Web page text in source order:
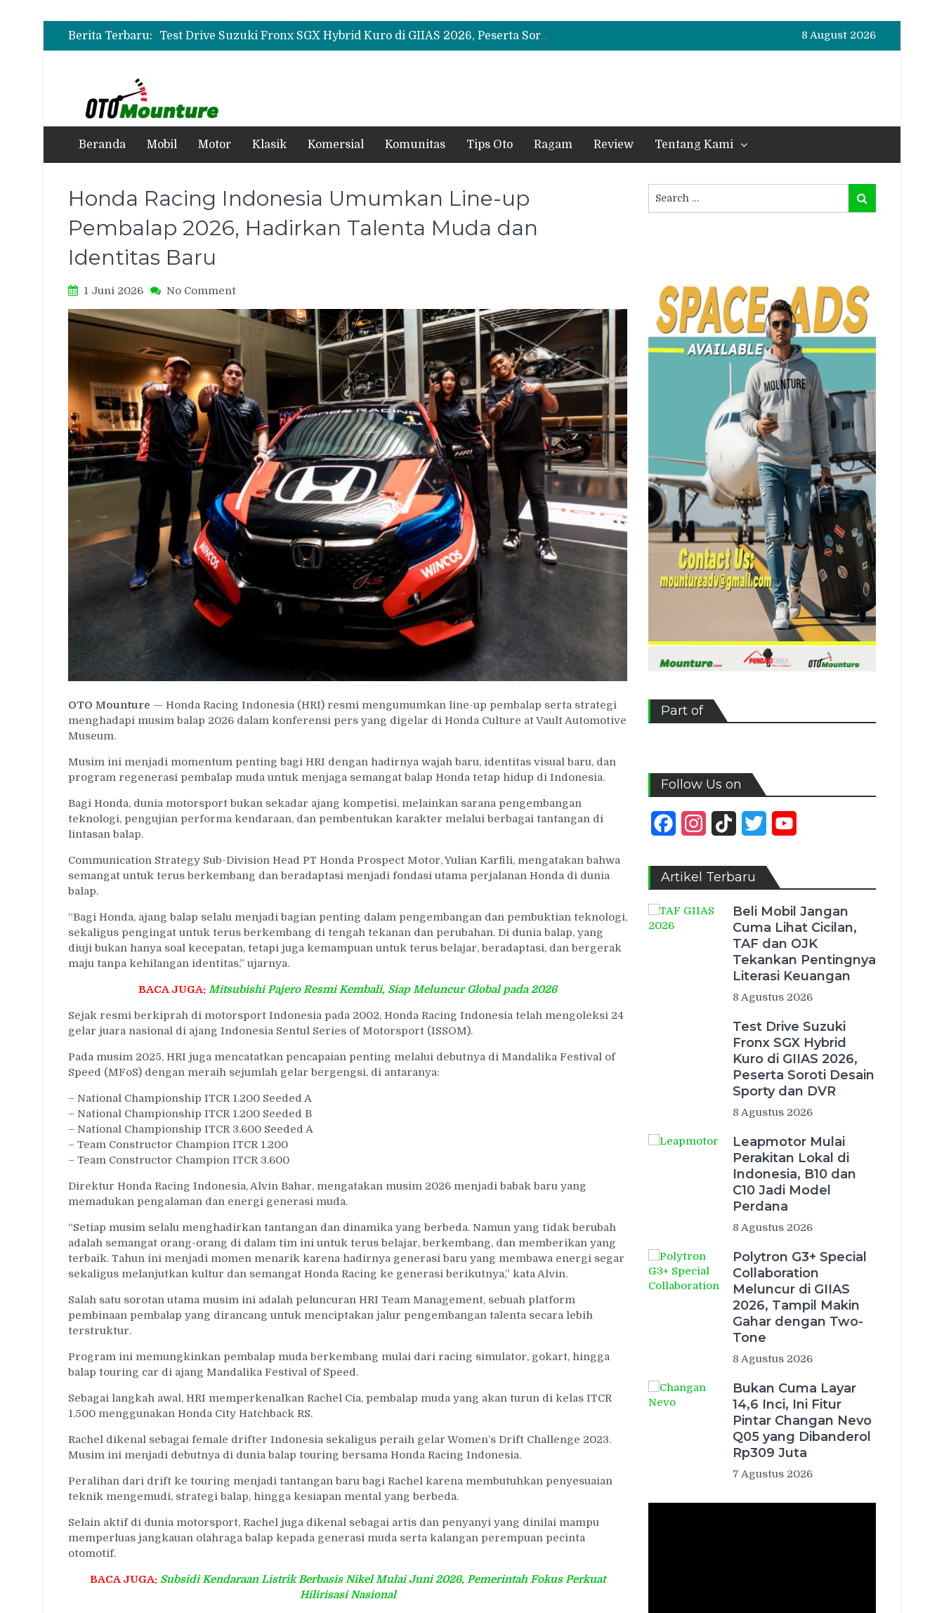
Berita Terbaru:
Beli Mobil Jangan Cuma Lihat Cicilan, TAF dan OJK Tekankan Pentingnya Literasi Keuangan
Test Drive Suzuki Fronx SGX Hybrid Kuro di GIIAS 2026, Peserta Soroti Desain Sporty dan DVR
Leapmotor Mulai Perakitan Lokal di Indonesia, B10 dan C10 Jadi Model Perdana
8 August 2026
Beranda Mobil Motor Klasik Komersial Komunitas Tips Oto Ragam Review Tentang Kami
Honda Racing Indonesia Umumkan Line-up
Pembalap 2026, Hadirkan Talenta Muda dan
Identitas Baru
1 Juni 2026 No Commenton
Racing
Umumkan
Line-
up
Pembalap
2026,
Hadirkan
Talenta
Muda
dan
Identitas
Baru
OTO Mounture — Honda Racing Indonesia (HRI) resmi mengumumkan line-up pembalap serta strategi
menghadapi musim balap 2026 dalam konferensi pers yang digelar di Honda Culture at Vault Automotive
Museum.
Musim ini menjadi momentum penting bagi HRI dengan hadirnya wajah baru, identitas visual baru, dan
program regenerasi pembalap muda untuk menjaga semangat balap Honda tetap hidup di Indonesia.
Bagi Honda, dunia motorsport bukan sekadar ajang kompetisi, melainkan sarana pengembangan
teknologi, pengujian performa kendaraan, dan pembentukan karakter melalui berbagai tantangan di
lintasan balap.
Communication Strategy Sub-Division Head PT Honda Prospect Motor, Yulian Karfili, mengatakan bahwa
semangat untuk terus berkembang dan beradaptasi menjadi fondasi utama perjalanan Honda di dunia
balap.
“Bagi Honda, ajang balap selalu menjadi bagian penting dalam pengembangan dan pembuktian teknologi,
sekaligus pengingat untuk terus berkembang di tengah tekanan dan perubahan. Di dunia balap, yang
diuji bukan hanya soal kecepatan, tetapi juga kemampuan untuk terus belajar, beradaptasi, dan bergerak
maju tanpa kehilangan identitas,” ujarnya.
BACA JUGA: Mitsubishi Pajero Resmi Kembali, Siap Meluncur Global pada 2026
Sejak resmi berkiprah di motorsport Indonesia pada 2002, Honda Racing Indonesia telah mengoleksi 24
gelar juara nasional di ajang Indonesia Sentul Series of Motorsport (ISSOM).
Pada musim 2025, HRI juga mencatatkan pencapaian penting melalui debutnya di Mandalika Festival of
Speed (MFoS) dengan meraih sejumlah gelar bergengsi, di antaranya:
– National Championship ITCR 1.200 Seeded A
– National Championship ITCR 1.200 Seeded B
– National Championship ITCR 3.600 Seeded A
– Team Constructor Champion ITCR 1.200
– Team Constructor Champion ITCR 3.600
Direktur Honda Racing Indonesia, Alvin Bahar, mengatakan musim 2026 menjadi babak baru yang
memadukan pengalaman dan energi generasi muda.
“Setiap musim selalu menghadirkan tantangan dan dinamika yang berbeda. Namun yang tidak berubah
adalah semangat orang-orang di dalam tim ini untuk terus belajar, berkembang, dan memberikan yang
terbaik. Tahun ini menjadi momen menarik karena hadirnya generasi baru yang membawa energi segar
sekaligus melanjutkan kultur dan semangat Honda Racing ke generasi berikutnya,” kata Alvin.
Salah satu sorotan utama musim ini adalah peluncuran HRI Team Management, sebuah platform
pembinaan pembalap yang dirancang untuk menciptakan jalur pengembangan talenta secara lebih
terstruktur.
Program ini memungkinkan pembalap muda berkembang mulai dari racing simulator, gokart, hingga
balap touring car di ajang Mandalika Festival of Speed.
Sebagai langkah awal, HRI memperkenalkan Rachel Cia, pembalap muda yang akan turun di kelas ITCR
1.500 menggunakan Honda City Hatchback RS.
Rachel dikenal sebagai female drifter Indonesia sekaligus peraih gelar Women’s Drift Challenge 2023.
Musim ini menjadi debutnya di dunia balap touring bersama Honda Racing Indonesia.
Peralihan dari drift ke touring menjadi tantangan baru bagi Rachel karena membutuhkan penyesuaian
teknik mengemudi, strategi balap, hingga kesiapan mental yang berbeda.
Selain aktif di dunia motorsport, Rachel juga dikenal sebagai artis dan penyanyi yang dinilai mampu
memperluas jangkauan olahraga balap kepada generasi muda serta kalangan perempuan pecinta
otomotif.
BACA JUGA: Subsidi Kendaraan Listrik Berbasis Nikel Mulai Juni 2026, Pemerintah Fokus Perkuat
Hilirisasi Nasional
for:
Search
Part of
Follow Us on
FacebookInstagram
TikTok Twitter
Artikel Terbaru
Beli Mobil Jangan
Cuma Lihat Cicilan,
TAF dan OJK
Tekankan Pentingnya
Literasi Keuangan
8 Agustus 2026
Test Drive Suzuki
Fronx SGX Hybrid
Kuro di GIIAS 2026,
Peserta Soroti Desain
Sporty dan DVR
8 Agustus 2026
Leapmotor Mulai
Perakitan Lokal di
Indonesia, B10 dan
C10 Jadi Model
Perdana
8 Agustus 2026
Polytron G3+ Special
Collaboration
Meluncur di GIIAS
2026, Tampil Makin
Gahar dengan Two-
Tone
8 Agustus 2026
Bukan Cuma Layar
14,6 Inci, Ini Fitur
Pintar Changan Nevo
Q05 yang Dibanderol
Rp309 Juta
7 Agustus 2026